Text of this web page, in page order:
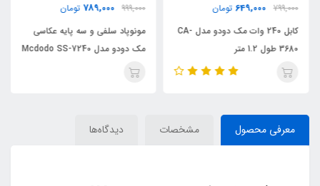
799,000
649,000 تومان
کابل 240 وات مک دودو مدل CA-
3680 طول 1.2 متر
999,000
789,000 تومان
مونوپاد سلفی و سه پایه عکاسی
مک دودو مدل Mcdodo SS-7240
معرفی محصول مشخصات دیدگاه‌ها